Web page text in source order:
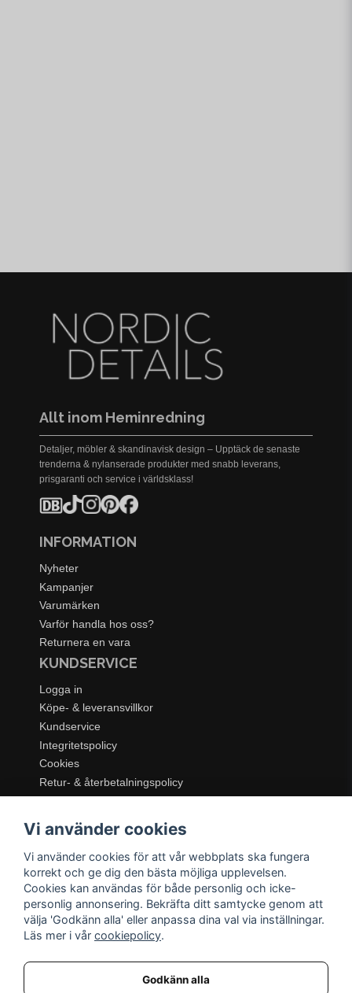
Allt inom Heminredning
Detaljer, möbler & skandinavisk design – Upptäck de senaste
trenderna & nylanserade produkter med snabb leverans,
prisgaranti och service i världsklass!
INFORMATION
Nyheter
Kampanjer
Varumärken
Varför handla hos oss?
Returnera en vara
KUNDSERVICE
Logga in
Köpe- & leveransvillkor
Kundservice
Integritetspolicy
Cookies
Retur- & återbetalningspolicy
Dukning & Servering
Kök & Matlagning
Belysning
Textil & Mattor
Möbler
Vi använder cookies
Vi använder cookies för att vår webbplats ska fungera
korrekt och ge dig den bästa möjliga upplevelsen.
Cookies kan användas för både personlig och icke-
personlig annonsering. Bekräfta ditt samtycke genom att
välja 'Godkänn alla' eller anpassa dina val via inställningar.
Läs mer i vår cookiepolicy.
Godkänn alla